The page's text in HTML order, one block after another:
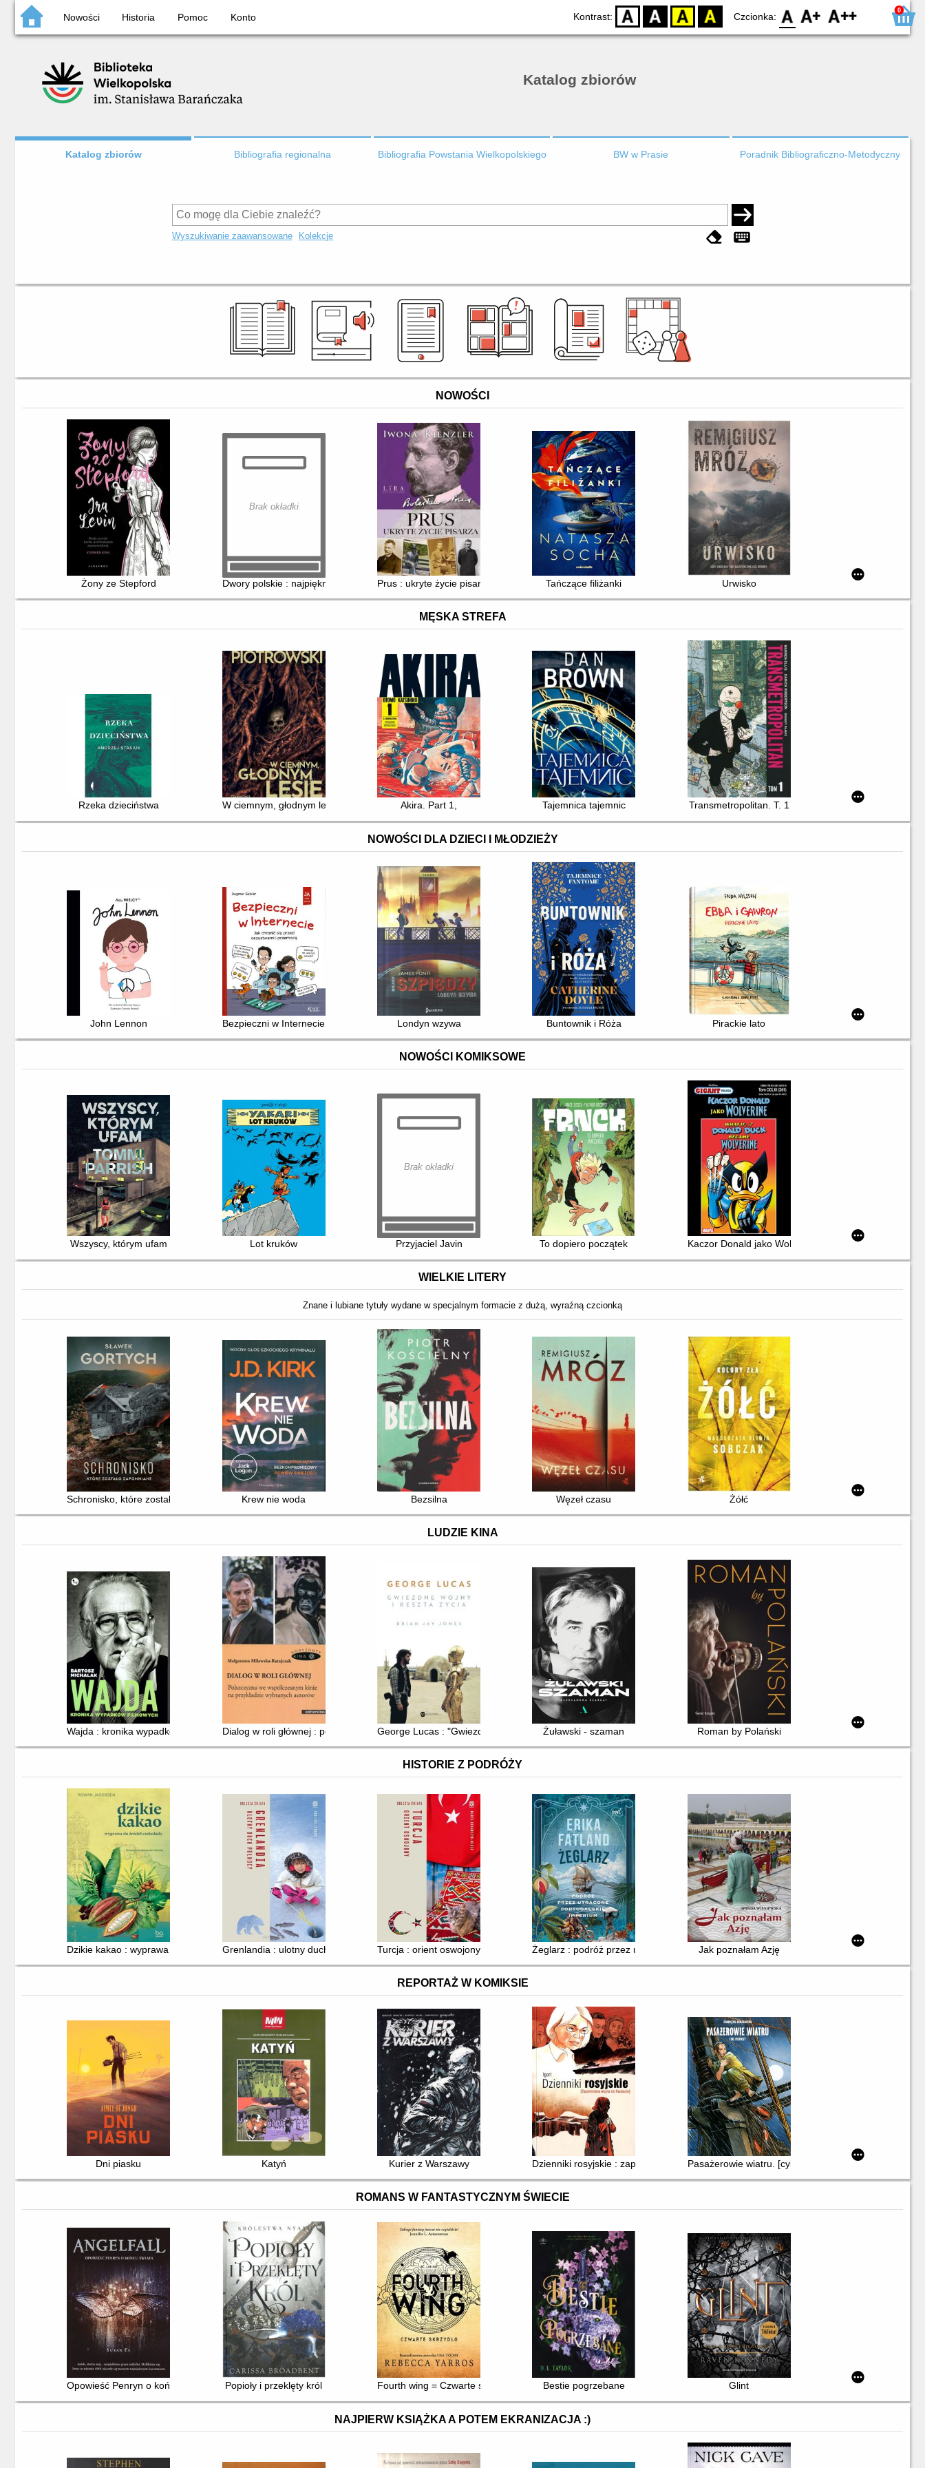
Nowości Historia Pomoc Konto Kontrast: D BW YB BY Czcionka: F0 F1 F2 0
Katalog zbiorów
Katalog zbiorów Bibliografia regionalna Bibliografia Powstania Wielkopolskiego BW w Prasie Poradnik Bibliograficzno-Metodyczny
Wyszukiwanie zaawansowane Kolekcje
NOWOŚCI
Żony ze Stepford
Brak okładki
Dwory polskie : najpiękniejsze posiadłości ziemskie
Prus : ukryte życie pisarza Tańczące filiżanki Urwisko
MĘSKA STREFA
Rzeka dzieciństwa W ciemnym, głodnym lesie Akira. Part 1, Tajemnica tajemnic Transmetropolitan. T. 1
NOWOŚCI DLA DZIECI I MŁODZIEŻY
John Lennon Bezpieczni w Internecie : jak chronić się przed oszustwami i przemocą
Londyn wzywa Buntownik i Róża Pirackie lato
NOWOŚCI KOMIKSOWE
Wszyscy, którym ufam Lot kruków
Brak okładki
Przyjaciel Javin To dopiero początek Kaczor Donald jako Wolverine
WIELKIE LITERY
Znane i lubiane tytuły wydane w specjalnym formacie z dużą, wyraźną czcionką
Schronisko, które zostało zapomniane Krew nie woda Bezsilna Węzeł czasu Żółć
LUDZIE KINA
Wajda : kronika wypadków filmowychDialog w roli głównej : polszczyzna we współczesnym kinie na przykładzie wybranych autorów
George Lucas : "Gwiezdne wojny" i reszta życiaŻuławski - szaman Roman by Polański
HISTORIE Z PODRÓŻY
Dzikie kakao : wyprawa do źródeł czekoladyGrenlandia : ulotny duch północy Turcja : orient oswojony Żeglarz : podróż przez utracone imperium portugalskie
Jak poznałam Azję
REPORTAŻ W KOMIKSIE
Dni piasku Katyń Kurier z Warszawy Dzienniki rosyjskie : zapomniana wojna na Kaukazie
Pasażerowie wiatru. [cykl 1]
ROMANS W FANTASTYCZNYM ŚWIECIE
Opowieść Penryn o końcu świata Popioły i przeklęty król Fourth wing = Czwarte skrzydło Bestie pogrzebane Glint
NAJPIERW KSIĄŻKA A POTEM EKRANIZACJA :)